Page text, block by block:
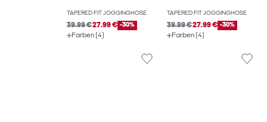
TAPERED FIT JOGGINGHOSE
39.99 €27.99 € -30%
Farben (4)
TAPERED FIT JOGGINGHOSE
39.99 €27.99 € -30%
Farben (4)